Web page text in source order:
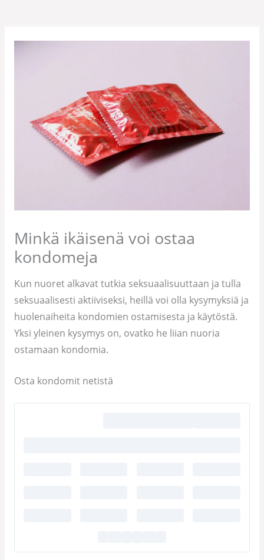
Minkä ikäisenä voi ostaa
kondomeja
Kun nuoret alkavat tutkia seksuaalisuuttaan ja tulla
seksuaalisesti aktiiviseksi, heillä voi olla kysymyksiä ja
huolenaiheita kondomien ostamisesta ja käytöstä.
Yksi yleinen kysymys on, ovatko he liian nuoria
ostamaan kondomia.
Osta kondomit netistä